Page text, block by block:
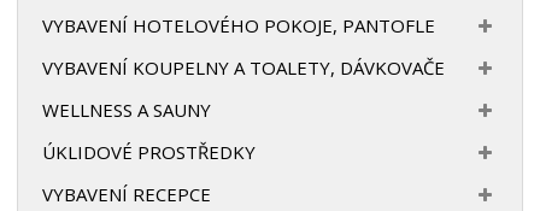
VYBAVENÍ HOTELOVÉHO POKOJE, PANTOFLE
VYBAVENÍ KOUPELNY A TOALETY, DÁVKOVAČE
WELLNESS A SAUNY
ÚKLIDOVÉ PROSTŘEDKY
VYBAVENÍ RECEPCE